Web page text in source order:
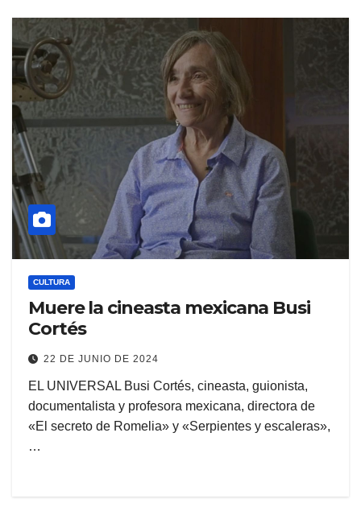
CULTURA
Muere la cineasta mexicana Busi
Cortés
22 DE JUNIO DE 2024
EL UNIVERSAL Busi Cortés, cineasta, guionista,
documentalista y profesora mexicana, directora de
«El secreto de Romelia» y «Serpientes y escaleras»,
…